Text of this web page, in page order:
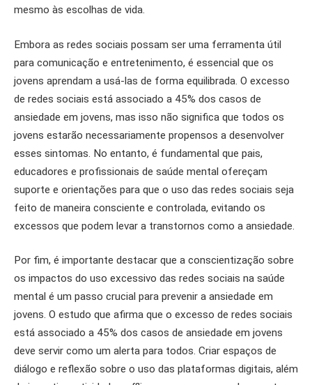
mesmo às escolhas de vida.
Embora as redes sociais possam ser uma ferramenta útil
para comunicação e entretenimento, é essencial que os
jovens aprendam a usá-las de forma equilibrada. O excesso
de redes sociais está associado a 45% dos casos de
ansiedade em jovens, mas isso não significa que todos os
jovens estarão necessariamente propensos a desenvolver
esses sintomas. No entanto, é fundamental que pais,
educadores e profissionais de saúde mental ofereçam
suporte e orientações para que o uso das redes sociais seja
feito de maneira consciente e controlada, evitando os
excessos que podem levar a transtornos como a ansiedade.
Por fim, é importante destacar que a conscientização sobre
os impactos do uso excessivo das redes sociais na saúde
mental é um passo crucial para prevenir a ansiedade em
jovens. O estudo que afirma que o excesso de redes sociais
está associado a 45% dos casos de ansiedade em jovens
deve servir como um alerta para todos. Criar espaços de
diálogo e reflexão sobre o uso das plataformas digitais, além